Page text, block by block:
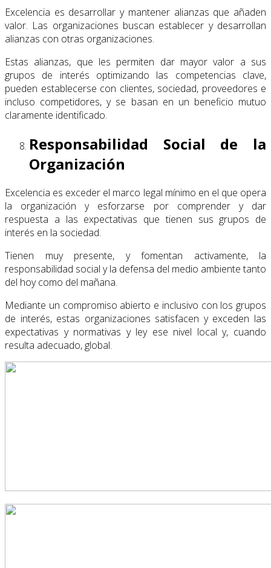
Excelencia es desarrollar y mantener alianzas que añaden
valor. Las organizaciones buscan establecer y desarrollan
alianzas con otras organizaciones.
Estas alianzas, que les permiten dar mayor valor a sus
grupos de interés optimizando las competencias clave,
pueden establecerse con clientes, sociedad, proveedores e
incluso competidores, y se basan en un beneficio mutuo
claramente identificado.
Responsabilidad Social de la
Organización
Excelencia es exceder el marco legal mínimo en el que opera
la organización y esforzarse por comprender y dar
respuesta a las expectativas que tienen sus grupos de
interés en la sociedad.
Tienen muy presente, y fomentan activamente, la
responsabilidad social y la defensa del medio ambiente tanto
del hoy como del mañana.
Mediante un compromiso abierto e inclusivo con los grupos
de interés, estas organizaciones satisfacen y exceden las
expectativas y normativas y ley ese nivel local y, cuando
resulta adecuado, global.